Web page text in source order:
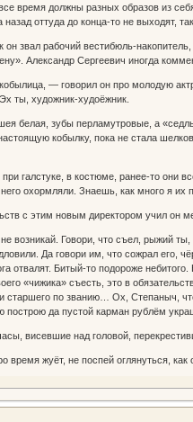
время должны разных образов из
назад оттуда до конца-то не
он звал рабочий вестибюль-
Александр Сергеевич иногда
— говорил он про молодую
ты, художник-худоёжник.
белая, зубы перламутровые, а
кобылку, пока не стала
галстуке, в костюме, ранее-то они
охормляли. Знаешь, как много я
с этим новым директором учил он
возникай. Говори, что съел, рыжий
Да говори им, что сожрал его,
отвалят. Битый-то подороже
«чижика» съесть, это в
старшего по званию… Ох, Степаныч,
да пустой карман рублём
висевшие над головой,
время жуёт, не поспей оглянуться, как